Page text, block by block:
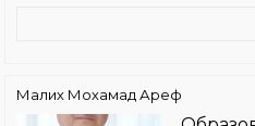
Малих Мохамад Ареф